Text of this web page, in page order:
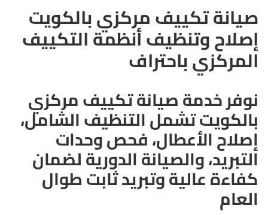
صيانة تكييف مركزي بالكويت
إصلاح وتنظيف أنظمة التكييف
المركزي باحتراف
نوفر خدمة صيانة تكييف مركزي
بالكويت تشمل التنظيف الشامل،
إصلاح الأعطال، فحص وحدات
التبريد، والصيانة الدورية لضمان
كفاءة عالية وتبريد ثابت طوال
العام